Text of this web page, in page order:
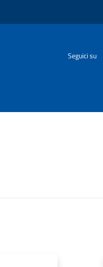
Seguici su